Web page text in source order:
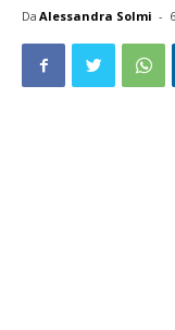
Da Alessandra Solmi -